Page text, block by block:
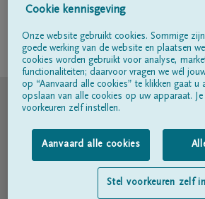
Volg ons op
© DELA
Privacyverklaring
Cookie kennisgeving
Onze website gebruikt cookies. Sommige
goede werking van de website en plaatsen
cookies worden gebruikt voor analyse,
functionaliteiten; daarvoor vragen we wél
op “Aanvaard alle cookies” te klikken gaat u
opslaan van alle cookies op uw apparaat.
voorkeuren zelf instellen.
Aanvaard alle cookies
Stel voorkeuren zelf in